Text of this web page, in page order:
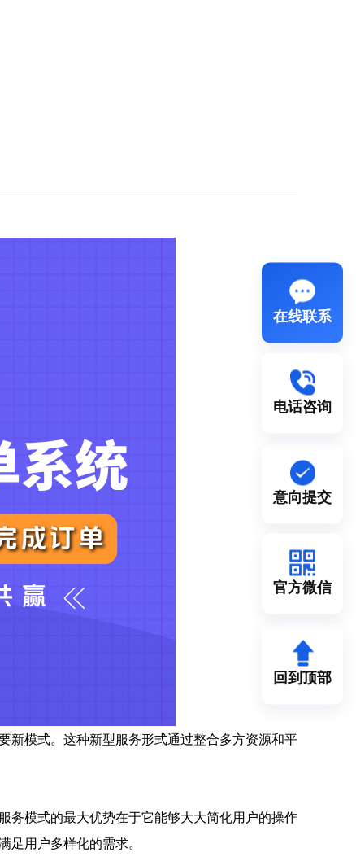
新模式。这种新型服务形式通过整合多方资源和平
务模式的最大优势在于它能够大大简化用户的操作
用户多样化的需求。
在线联系
电话咨询
意向提交
官方微信
回到顶部